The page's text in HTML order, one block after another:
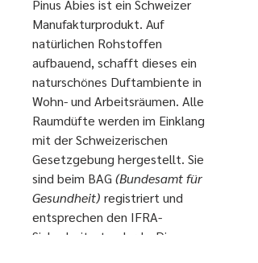
Pinus Abies ist ein Schweizer
Manufakturprodukt. Auf
natürlichen Rohstoffen
aufbauend, schafft dieses ein
naturschönes Duftambiente in
Wohn- und Arbeitsräumen. Alle
Raumdüfte werden im Einklang
mit der Schweizerischen
Gesetzgebung hergestellt. Sie
sind beim BAG (Bundesamt für
Gesundheit) registriert und
entsprechen den IFRA-
Sicherheitsstandards. Die